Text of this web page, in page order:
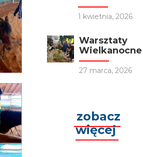
1 kwietnia, 2026
Warsztaty
Wielkanocne
27 marca, 2026
zobacz
więcej